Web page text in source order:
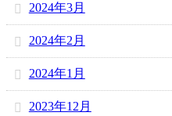
2024年3月
2024年2月
2024年1月
2023年12月